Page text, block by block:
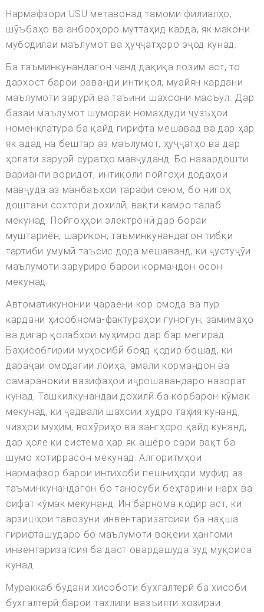
Нармафзори USU метавонад тамоми филиалҳо,
шӯъбаҳо ва анборҳоро муттаҳид карда, як макони
мубодилаи маълумот ва ҳуҷҷатҳоро эҷод кунад.
Ба таъминкунандагон чанд дақиқа лозим аст, то
дархост барои раванди интиқол, муайян кардани
маълумоти зарурӣ ва таъини шахсони масъул. Дар
базаи маълумот шумораи номаҳдуди ҷузъҳои
номенклатура ба қайд гирифта мешавад ва дар ҳар
як адад на бештар аз маълумот, ҳуҷҷатҳо ва дар
ҳолати зарурӣ суратҳо мавҷуданд. Бо назардошти
варианти воридот, интиқоли пойгоҳи додаҳои
мавҷуда аз манбаъҳои тарафи сеюм, бо нигоҳ
доштани сохтори дохилӣ, вақти камро талаб
мекунад. Пойгоҳҳои электронӣ дар бораи
муштариён, шарикон, таъминкунандагон тибқи
тартиби умумӣ таъсис дода мешаванд, ки ҷустуҷӯи
маълумоти заруриро барои кормандон осон
мекунад.
Автоматикунонии ҷараёни кор омода ва пур
кардани ҳисобнома-фактураҳои гуногун, замимаҳо
ва дигар қолабҳои муҳимро дар бар мегирад.
Баҳисобгирии муҳосибӣ бояд қодир бошад, ки
дараҷаи омодагии лоиҳа, амали кормандон ва
самаранокии вазифаҳои иҷрошавандаро назорат
кунад. Ташкилкунандаи дохилӣ ба корбарон кӯмак
мекунад, ки ҷадвали шахсии худро таҳия кунанд,
чизҳои муҳим, вохӯриҳо ва зангҳоро қайд кунанд,
дар ҳоле ки система ҳар як ашёро сари вақт ба
шумо хотиррасон мекунад. Алгоритмҳои
нармафзор барои интихоби пешниҳоди муфид аз
таъминкунандагон бо таносуби беҳтарини нарх ва
сифат кӯмак мекунанд. Ин барнома қодир аст, ки
арзишҳои тавозуни инвентаризатсияи ба нақша
гирифташударо бо маълумоти воқеии ҳангоми
инвентаризатсия ба даст овардашуда зуд муқоиса
кунад.
Мураккаб будани хисоботи бухгалтерй ба хисоби
бухгалтерй барои тахлили вазъияти хозираи